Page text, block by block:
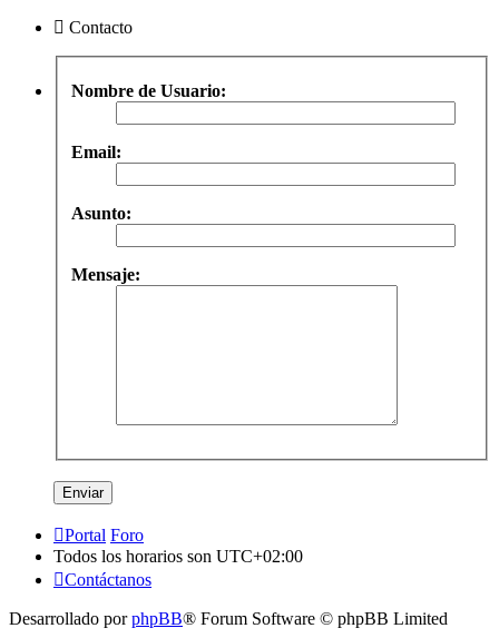
Contacto
Nombre de Usuario:
Email:
Asunto:
Mensaje:
Portal Foro
Todos los horarios son UTC+02:00
Contáctanos
Desarrollado porphpBB® Forum Software © phpBB Limited